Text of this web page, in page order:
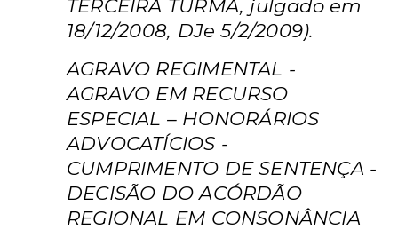
TERCEIRA TURMA, julgado em
18/12/2008, DJe 5/2/2009).
AGRAVO REGIMENTAL -
AGRAVO EM RECURSO
ESPECIAL – HONORÁRIOS
ADVOCATÍCIOS -
CUMPRIMENTO DE SENTENÇA -
DECISÃO DO ACÓRDÃO
REGIONAL EM CONSONÂNCIA